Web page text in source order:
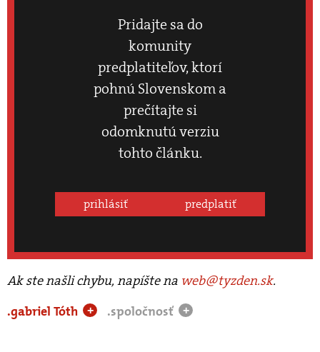
Pridajte sa do
komunity
predplatiteľov, ktorí
pohnú Slovenskom a
prečítajte si
odomknutú verziu
tohto článku.
prihlásiť predplatiť
Ak ste našli chybu, napíšte na web@tyzden.sk.
.gabriel Tóth
+ .spoločnosť +